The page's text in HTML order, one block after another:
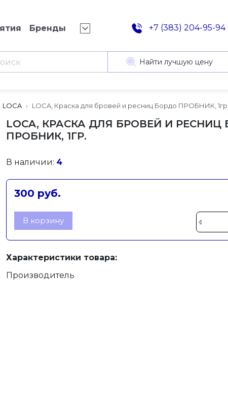
Бренды +7 (383) 204-95-94
Найти лучшую цену
LOCA LOCA, Краска для бровей и ресниц Бордо ПРОБНИК, 1гр.
LOCA, КРАСКА ДЛЯ БРОВЕЙ И РЕСНИЦ
ПРОБНИК, 1ГР.
В наличии: 4
300 руб.
В корзину
Характеристики товара:
Производитель